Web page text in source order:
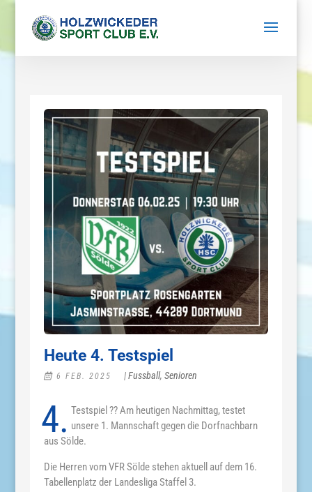
Heute 4. Testspiel
6 FEB. 2025 |Fussball, Senioren
4. Testspiel ?? Am heutigen Nachmittag, testet
unsere 1. Mannschaft gegen die Dorfnachbarn
aus Sölde.
Die Herren vom VFR Sölde stehen aktuell auf dem 16.
Tabellenplatz der Landesliga Staffel 3.